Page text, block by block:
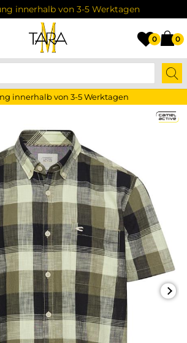
innerhalb von 3-5 Werktagen
0 0
innerhalb von 3-5 Werktagen